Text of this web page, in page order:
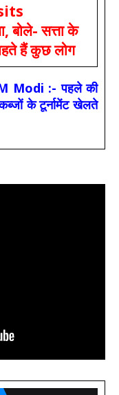
बोले- सत्ता के
हैं कुछ लोग
Modi :- पहले की
के टूर्नामेंट खेलते